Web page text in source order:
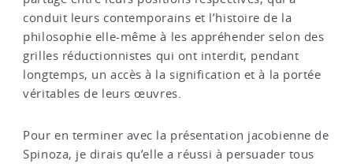
conduit leurs contemporains et l’histoire de la
philosophie elle-même à les appréhender selon des
grilles réductionnistes qui ont interdit, pendant
longtemps, un accès à la signification et à la portée
véritables de leurs œuvres.
Pour en terminer avec la présentation jacobienne de
Spinoza, je dirais qu’elle a réussi à persuader tous